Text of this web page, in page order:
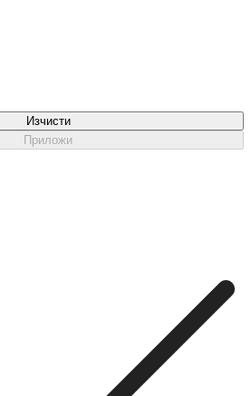
Изчисти
Приложи